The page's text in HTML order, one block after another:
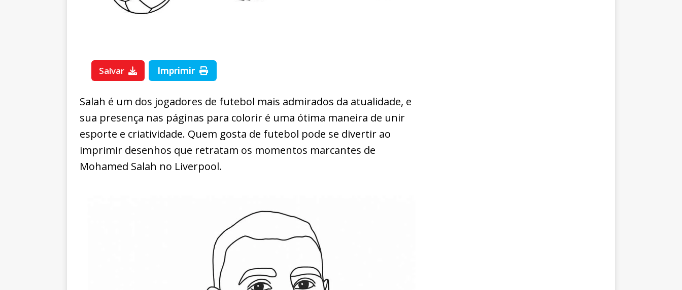
Salvar Imprimir
Salah é um dos jogadores de futebol mais admirados da atualidade, e
sua presença nas páginas para colorir é uma ótima maneira de unir
esporte e criatividade. Quem gosta de futebol pode se divertir ao
imprimir desenhos que retratam os momentos marcantes de
Mohamed Salah no Liverpool.